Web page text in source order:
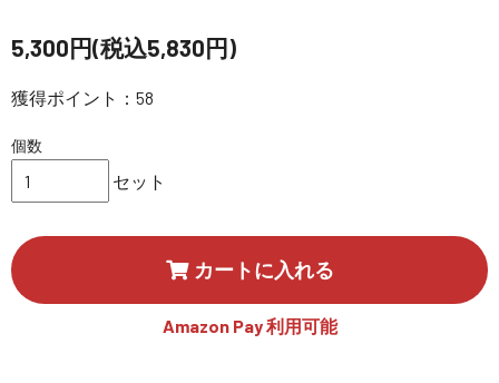
定期配信!
サポート・Q&A / 法人・学生のお客様
SEKIDO
5,300円(税込5,830円)
獲得ポイント：58
個数
セット
カートに入れる
Amazon Pay 利用可能